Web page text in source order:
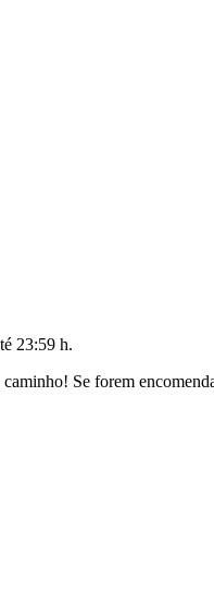
23:59 h.
Se forem